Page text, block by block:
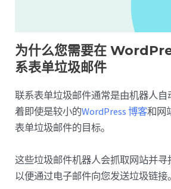
为什么您需要在
系表单垃圾邮件
联系表单垃圾邮件通常是由机器人
着即使是较小的WordPress 博客和网
表单垃圾邮件的目标。
这些垃圾邮件机器人会抓取网站并寻
以便通过电子邮件向您发送垃圾链接。